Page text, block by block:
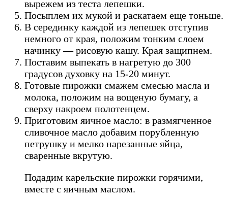
вырежем из теста лепешки.
Посыплем их мукой и раскатаем еще тоньше.
В серединку каждой из лепешек отступив
немного от края, положим тонким слоем
начинку — рисовую кашу. Края защипнем.
Поставим выпекать в нагретую до 300
градусов духовку на 15-20 минут.
Готовые пирожки смажем смесью масла и
молока, положим на вощеную бумагу, а
сверху накроем полотенцем.
Приготовим яичное масло: в размягченное
сливочное масло добавим порубленную
петрушку и мелко нарезанные яйца,
сваренные вкрутую.
Подадим карельские пирожки горячими,
вместе с яичным маслом.